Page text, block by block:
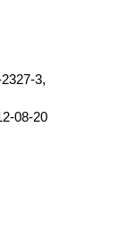
3,
08-20